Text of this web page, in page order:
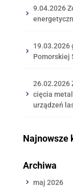
9.04.2026
19.03.2026
Pomorskiej
26.02.2026
cięcia
urządzeń
Najnowsze
Archiwa
maj 2026